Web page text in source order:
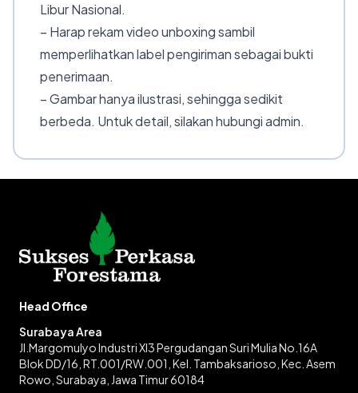
Libur Nasional.
– Harap rekam video unboxing sambil
memperlihatkan label pengiriman sebagai bukti
penerimaan.
– Gambar hanya ilustrasi, sehingga sedikit
berbeda. Untuk detail, silakan hubungi admin.
Head Office
Surabaya Area
Jl.Margomulyo Industri XI3 Pergudangan Suri Mulia No.16A
Blok DD/16, RT.001/RW.001, Kel. Tambaksarioso, Kec. Asem
Rowo, Surabaya, Jawa Timur 60184